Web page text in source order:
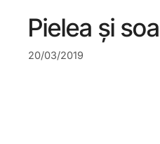
Pielea și
20/03/2019